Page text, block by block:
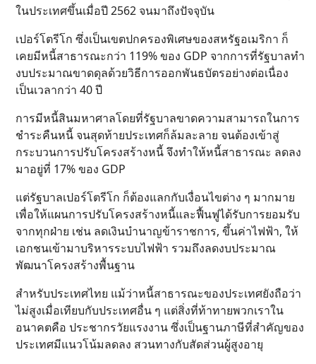
ในประเทศขึ้นเมื่อปี 2562 จนมาถึงปัจจุบัน
เปอร์โตรีโก ซึ่งเป็นเขตปกครองพิเศษของสหรัฐอเมริกา ก็
เคยมีหนี้สาธารณะกว่า 119% ของ GDP จากการที่รัฐบาลทำ
งบประมาณขาดดุลด้วยวิธีการออกพันธบัตรอย่างต่อเนื่อง
เป็นเวลากว่า 40 ปี
การมีหนี้สินมหาศาลโดยที่รัฐบาลขาดความสามารถในการ
ชำระคืนหนี้ จนสุดท้ายประเทศก็ล้มละลาย จนต้องเข้าสู่
กระบวนการปรับโครงสร้างหนี้ จึงทำให้หนี้สาธารณะ ลดลง
มาอยู่ที่ 17% ของ GDP
แต่รัฐบาลเปอร์โตรีโก ก็ต้องแลกกับเงื่อนไขต่าง ๆ มากมาย
เพื่อให้แผนการปรับโครงสร้างหนี้และฟื้นฟูได้รับการยอมรับ
จากทุกฝ่าย เช่น ลดเงินบำนาญข้าราชการ, ขึ้นค่าไฟฟ้า, ให้
เอกชนเข้ามาบริหารระบบไฟฟ้า รวมถึงลดงบประมาณ
พัฒนาโครงสร้างพื้นฐาน
สำหรับประเทศไทย แม้ว่าหนี้สาธารณะของประเทศยังถือว่า
ไม่สูงเมื่อเทียบกับประเทศอื่น ๆ แต่สิ่งที่ท้าทายพวกเราใน
อนาคตคือ ประชากรวัยแรงงาน ซึ่งเป็นฐานภาษีที่สำคัญของ
ประเทศมีแนวโน้มลดลง สวนทางกับสัดส่วนผู้สูงอายุ